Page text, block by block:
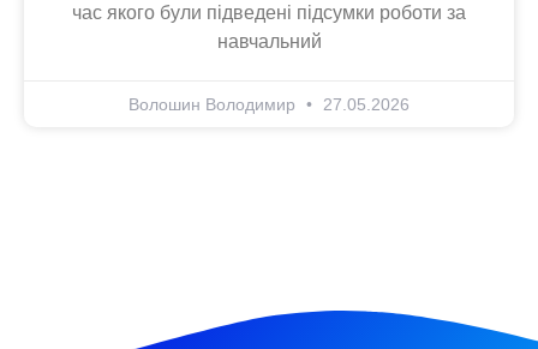
час якого були підведені підсумки роботи за
навчальний
Волошин Володимир 27.05.2026